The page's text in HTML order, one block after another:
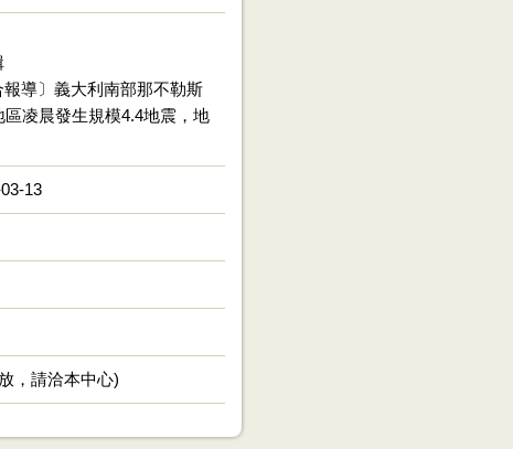
報導〕義大利南部那不勒斯
區凌晨發生規模4.4地震，地
13
，請洽本中心)